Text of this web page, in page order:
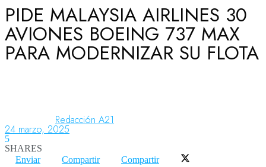
Aerolíneas
Aeropuertos
Columnistas
PIDE MALAYSIA AIRLINES 30
AVIONES BOEING 737 MAX
PARA MODERNIZAR SU FLOTA
Redacción A21
24 marzo, 2025
5
SHARES
Enviar
Compartir Compartir